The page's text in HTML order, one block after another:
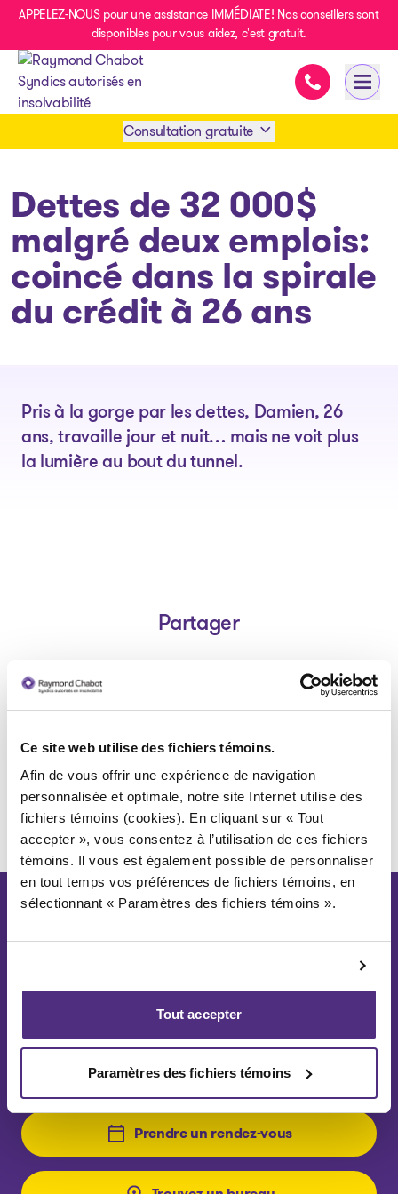
Ce site web utilise des fichiers témoins.
Afin de vous offrir une expérience de navigation
personnalisée et optimale, notre site Internet utilise des
fichiers témoins (cookies). En cliquant sur « Tout
accepter », vous consentez à l’utilisation de ces fichiers
témoins. Il vous est également possible de personnaliser
en tout temps vos préférences de fichiers témoins, en
sélectionnant « Paramètres des fichiers témoins ».
Tout accepter
Paramètres des fichiers témoins
APPELEZ-NOUS pour une assistance IMMÉDIATE! Nos conseillers sont
disponibles pour vous aidez, c'est gratuit.
Assistance
Consultation gratuite
1 438-858-6033
SMS 1 514 878-0888
Dettes de 32 000$
malgré deux emplois:
coincé dans la spirale
du crédit à 26 ans
Pris à la gorge par les dettes, Damien, 26
ans, travaille jour et nuit… mais ne voit plus
la lumière au bout du tunnel.
Partager
Consultez
gratuitement l’un de
nos conseillers
confidentielle et sans jugement.
Prendre un rendez-vous